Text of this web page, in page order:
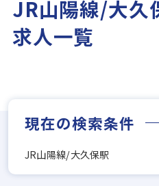
JR山陽線/大久
求人一覧
現在の検索条件
JR山陽線/大久保駅